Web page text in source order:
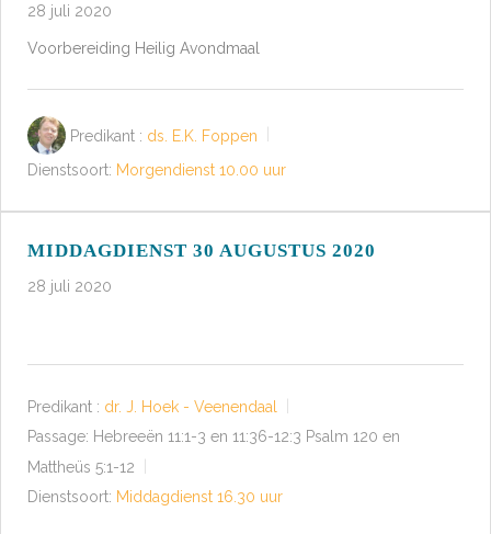
28 juli 2020
Voorbereiding Heilig Avondmaal
Predikant : ds. E.K. Foppen
Dienstsoort: Morgendienst 10.00 uur
MIDDAGDIENST 30 AUGUSTUS 2020
28 juli 2020
Predikant : dr. J. Hoek - Veenendaal
Passage: Hebreeën 11:1-3 en 11:36-12:3 Psalm 120 en
Mattheüs 5:1-12
Dienstsoort: Middagdienst 16.30 uur